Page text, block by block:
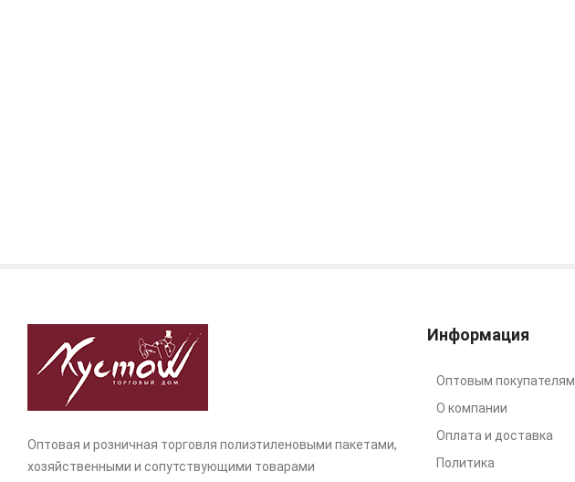
Оптовая и розничная торговля полиэтиленовыми пакетами,
хозяйственными и сопутствующими товарами
Информация
Оптовым покупателям
О компании
Оплата и доставка
Политика